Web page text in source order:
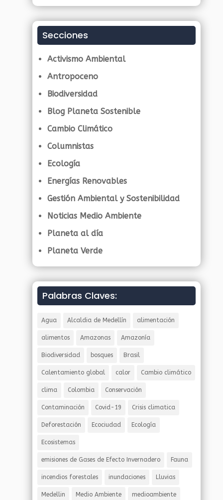
Secciones
Activismo Ambiental
Antropoceno
Biodiversidad
Blog Planeta Sostenible
Cambio Climático
Columnistas
Ecología
Energías Renovables
Gestión Ambiental y Sostenibilidad
Noticias Medio Ambiente
Planeta al día
Planeta Verde
Palabras Claves:
Agua Alcaldia de Medellín alimentación
alimentos Amazonas Amazonía
Biodiversidad bosques Brasil
Calentamiento global calor Cambio climático
clima Colombia Conservación
Contaminación Covid-19 Crisis climatica
Deforestación Ecociudad Ecología
Ecosistemas
emisiones de Gases de Efecto Invernadero Fauna
incendios forestales inundaciones Lluvias
Medellin Medio Ambiente medioambiente